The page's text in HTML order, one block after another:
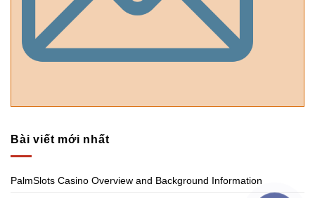
Bài viết mới nhất
PalmSlots Casino Overview and Background Information